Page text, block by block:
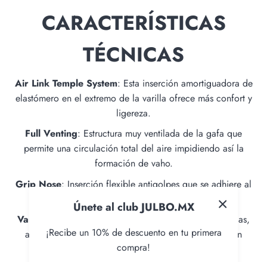
CARACTERÍSTICAS
TÉCNICAS
Air Link Temple System: Esta inserción amortiguadora de
elastómero en el extremo de la varilla ofrece más confort y
ligereza.
Full Venting: Estructura muy ventilada de la gafa que
permite una circulación total del aire impidiendo así la
formación de vaho.
Grip Nose: Inserción flexible antigolpes que se adhiere al
puente.
Varillas Grip Tech
: Material soft exclusivo en las varillas,
antiadherente al pelo, que garantiza una sujeción y un
confort absoluto.
Únete al club JULBO.MX
¡Recibe un 10% de descuento en tu primera
compra!